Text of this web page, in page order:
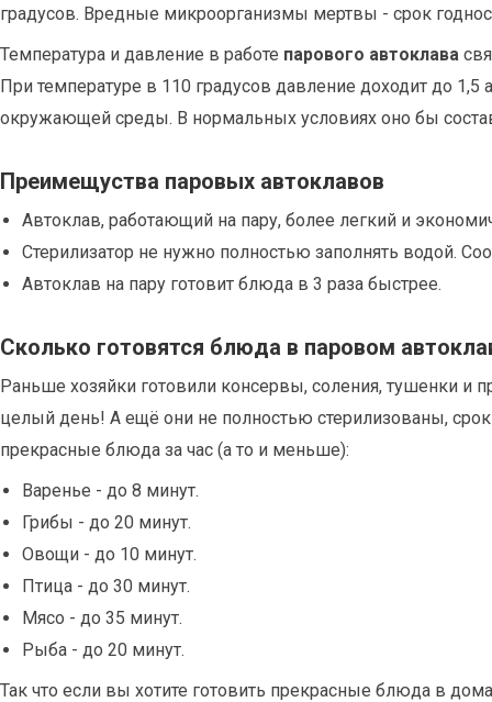
градусов. Вредные микроорганизмы мертвы - срок
Температура и давление в работе парового автоклава
При температуре в 110 градусов давление доходит до
окружающей среды. В нормальных условиях оно бы
Преимещуства паровых автоклавов
Автоклав, работающий на пару, более легкий и
Стерилизатор не нужно полностью заполнять водой.
Автоклав на пару готовит блюда в 3 раза быстрее.
Сколько готовятся блюда в паровом
Раньше хозяйки готовили консервы, соления, тушенки
целый день! А ещё они не полностью стерилизованы,
прекрасные блюда за час (а то и меньше):
Варенье - до 8 минут.
Грибы - до 20 минут.
Овощи - до 10 минут.
Птица - до 30 минут.
Мясо - до 35 минут.
Рыба - до 20 минут.
Так что если вы хотите готовить прекрасные блюда в